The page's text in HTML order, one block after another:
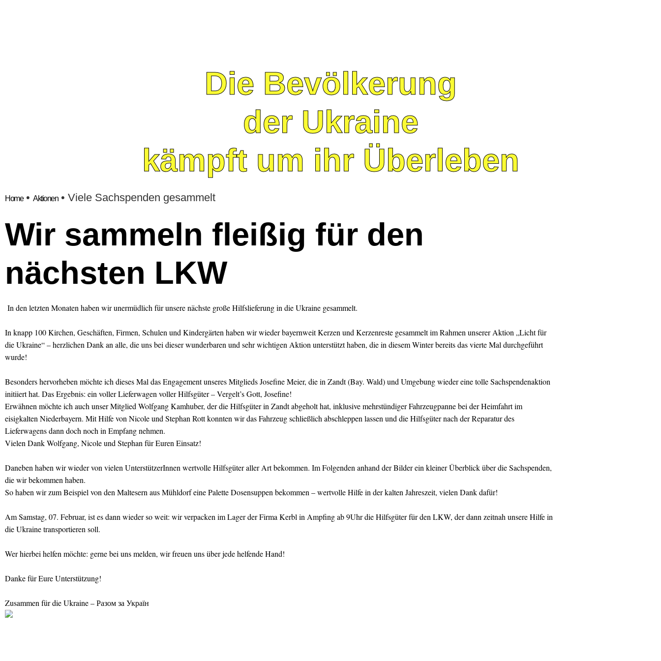
Die Bevölkerung
der Ukraine
kämpft um ihr Überleben
Home• Aktionen• Viele Sachspenden gesammelt
Wir sammeln fleißig für den
nächsten LKW
In den letzten Monaten haben wir unermüdlich für unsere nächste große Hilfslieferung in die Ukraine gesammelt.
In knapp 100 Kirchen, Geschäften, Firmen, Schulen und Kindergärten haben wir wieder bayernweit Kerzen und Kerzenreste gesammelt im Rahmen unserer Aktion „Licht für
die Ukraine“ – herzlichen Dank an alle, die uns bei dieser wunderbaren und sehr wichtigen Aktion unterstützt haben, die in diesem Winter bereits das vierte Mal durchgeführt
wurde!
Besonders hervorheben möchte ich dieses Mal das Engagement unseres Mitglieds Josefine Meier, die in Zandt (Bay. Wald) und Umgebung wieder eine tolle Sachspendenaktion
initiiert hat. Das Ergebnis: ein voller Lieferwagen voller Hilfsgüter – Vergelt’s Gott, Josefine!
Erwähnen möchte ich auch unser Mitglied Wolfgang Kamhuber, der die Hilfsgüter in Zandt abgeholt hat, inklusive mehrstündiger Fahrzeugpanne bei der Heimfahrt im
eisigkalten Niederbayern. Mit Hilfe von Nicole und Stephan Rott konnten wir das Fahrzeug schließlich abschleppen lassen und die Hilfsgüter nach der Reparatur des
Lieferwagens dann doch noch in Empfang nehmen.
Vielen Dank Wolfgang, Nicole und Stephan für Euren Einsatz!
Daneben haben wir wieder von vielen UnterstützerInnen wertvolle Hilfsgüter aller Art bekommen. Im Folgenden anhand der Bilder ein kleiner Überblick über die Sachspenden,
die wir bekommen haben.
So haben wir zum Beispiel von den Maltesern aus Mühldorf eine Palette Dosensuppen bekommen – wertvolle Hilfe in der kalten Jahreszeit, vielen Dank dafür!
Am Samstag, 07. Februar, ist es dann wieder so weit: wir verpacken im Lager der Firma Kerbl in Ampfing ab 9Uhr die Hilfsgüter für den LKW, der dann zeitnah unsere Hilfe in
die Ukraine transportieren soll.
Wer hierbei helfen möchte: gerne bei uns melden, wir freuen uns über jede helfende Hand!
Danke für Eure Unterstützung!
Zusammen für die Ukraine – Разом за Україн